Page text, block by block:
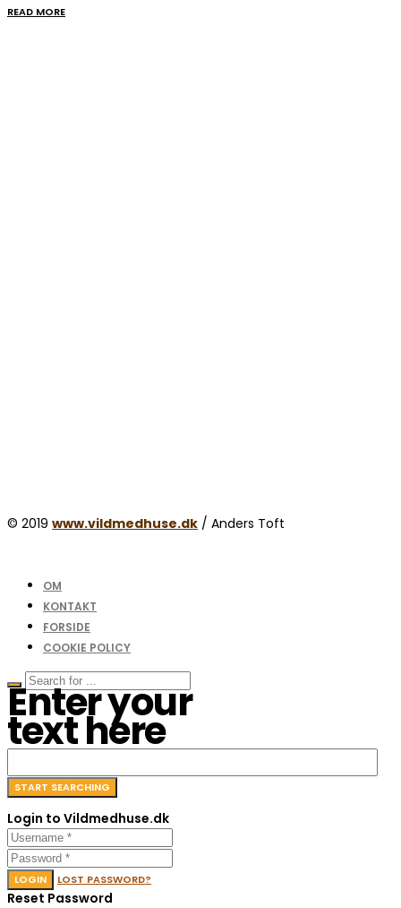
READ MORE
© 2019 www.vildmedhuse.dk / Anders Toft
OM
KONTAKT
FORSIDE
COOKIE POLICY
Enter your
text here
Login to Vildmedhuse.dk
LOGIN LOST PASSWORD?
Reset Password